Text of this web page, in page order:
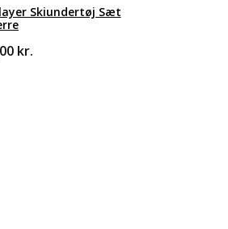
Skiundertøj Sæt
kr.